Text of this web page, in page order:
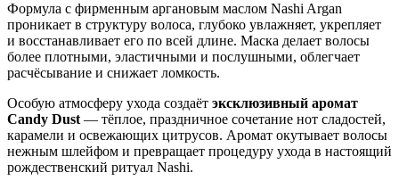
Формула с фирменным аргановым маслом Nashi Argan
проникает в структуру волоса, глубоко увлажняет, укрепляет
и восстанавливает его по всей длине. Маска делает волосы
более плотными, эластичными и послушными, облегчает
расчёсывание и снижает ломкость.
Особую атмосферу ухода создаёт эксклюзивный аромат
Candy Dust — тёплое, праздничное сочетание нот сладостей,
карамели и освежающих цитрусов. Аромат окутывает волосы
нежным шлейфом и превращает процедуру ухода в настоящий
рождественский ритуал Nashi.